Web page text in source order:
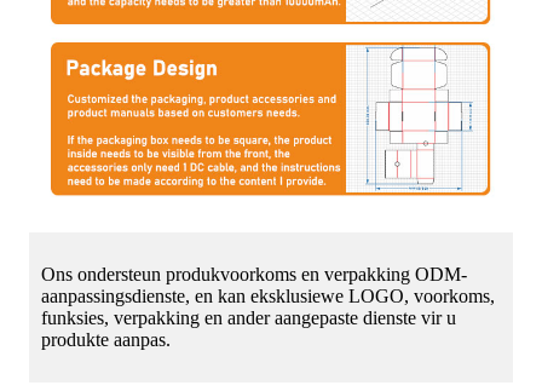
Ons ondersteun produkvoorkoms en verpakking ODM-
aanpassingsdienste, en kan eksklusiewe LOGO, voorkoms,
funksies, verpakking en ander aangepaste dienste vir u
produkte aanpas.